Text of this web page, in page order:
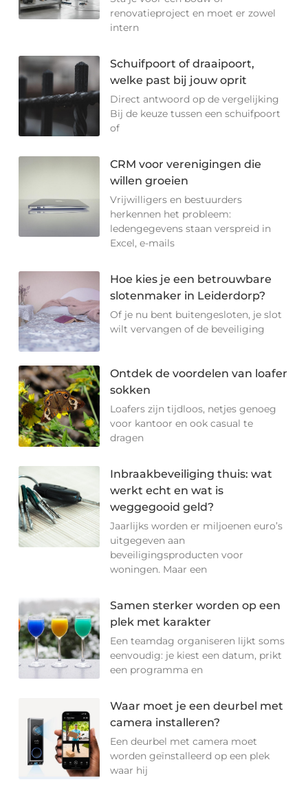
renovatieproject en moet er zowel
intern
Schuifpoort of draaipoort,
welke past bij jouw oprit
Direct antwoord op de vergelijking
Bij de keuze tussen een schuifpoort
of
CRM voor verenigingen die
willen groeien
Vrijwilligers en bestuurders
herkennen het probleem:
ledengegevens staan verspreid in
Excel, e-mails
Hoe kies je een betrouwbare
slotenmaker in Leiderdorp?
Of je nu bent buitengesloten, je slot
wilt vervangen of de beveiliging
Ontdek de voordelen van loafer
sokken
Loafers zijn tijdloos, netjes genoeg
voor kantoor en ook casual te
dragen
Inbraakbeveiliging thuis: wat
werkt echt en wat is
weggegooid geld?
Jaarlijks worden er miljoenen euro’s
uitgegeven aan
beveiligingsproducten voor
woningen. Maar een
Samen sterker worden op een
plek met karakter
Een teamdag organiseren lijkt soms
eenvoudig: je kiest een datum, prikt
een programma en
Waar moet je een deurbel met
camera installeren?
Een deurbel met camera moet
worden geïnstalleerd op een plek
waar hij